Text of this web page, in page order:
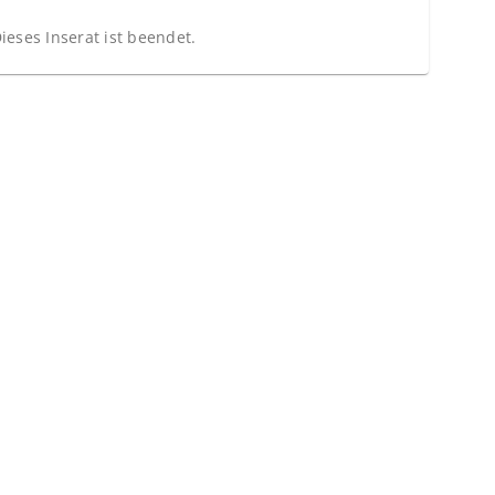
Inserat ist beendet.